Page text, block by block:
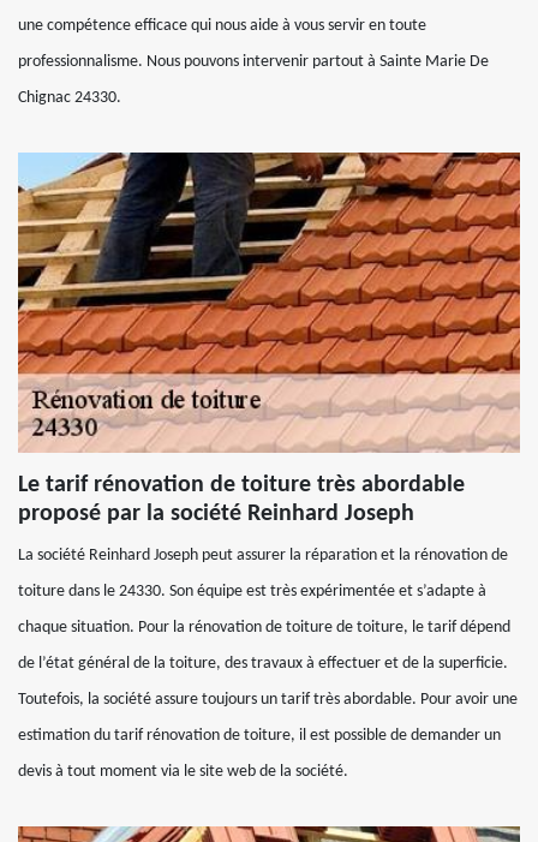
une compétence efficace qui nous aide à vous servir en toute
professionnalisme. Nous pouvons intervenir partout à Sainte Marie De
Chignac 24330.
Le tarif rénovation de toiture très abordable
proposé par la société Reinhard Joseph
La société Reinhard Joseph peut assurer la réparation et la rénovation de
toiture dans le 24330. Son équipe est très expérimentée et s’adapte à
chaque situation. Pour la rénovation de toiture de toiture, le tarif dépend
de l’état général de la toiture, des travaux à effectuer et de la superficie.
Toutefois, la société assure toujours un tarif très abordable. Pour avoir une
estimation du tarif rénovation de toiture, il est possible de demander un
devis à tout moment via le site web de la société.